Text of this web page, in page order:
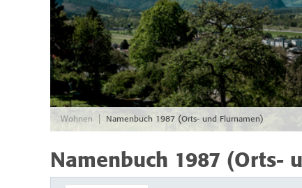
Wohnen Namenbuch 1987 (Orts- und Flurnamen)
Namenbuch 1987 (Orts-